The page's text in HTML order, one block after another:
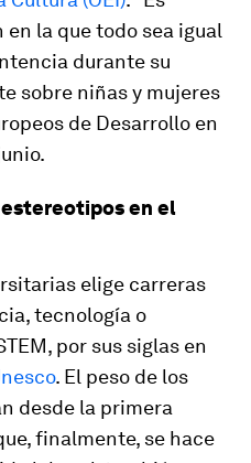
la que todo sea igual
durante su
sobre niñas y mujeres
de Desarrollo en
en el
elige carreras
tecnología o
por sus siglas en
. El peso de los
desde la primera
finalmente, se hace